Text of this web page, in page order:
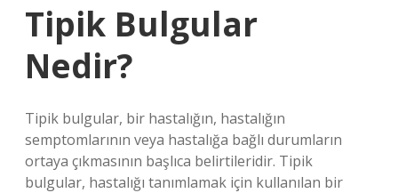
Tipik Bulgular
Nedir?
Tipik bulgular, bir hastalığın, hastalığın
semptomlarının veya hastalığa bağlı durumların
ortaya çıkmasının başlıca belirtileridir. Tipik
bulgular, hastalığı tanımlamak için kullanılan bir